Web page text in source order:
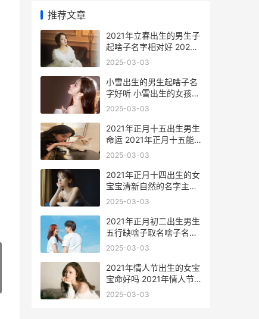
推荐文章
2021年立春出生的男生子
起啥子名字相对好 2022
年立春出生
2025-03-03
小雪出生的男生起啥子名
字好听 小雪出生的女孩取
什么名字
2025-03-03
2021年正月十五出生男生
命运 2021年正月十五能
洗澡吗
2025-03-03
2021年正月十四出生的女
宝宝清新自然的名字主推
2021年正月十四可以出远
2025-03-03
2021年正月初二出生男生
五行缺啥子取名啥子名字
好 2021年正月初二出生
2025-03-03
2021年情人节出生的女宝
宝命好吗 2021年情人节
都是哪天
2025-03-03